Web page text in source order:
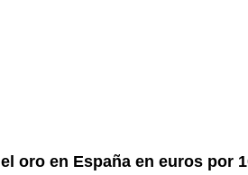
oro en España en euros por